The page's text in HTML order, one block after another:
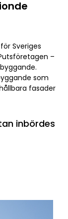
Sveriges
–
som
fasader
inbördes